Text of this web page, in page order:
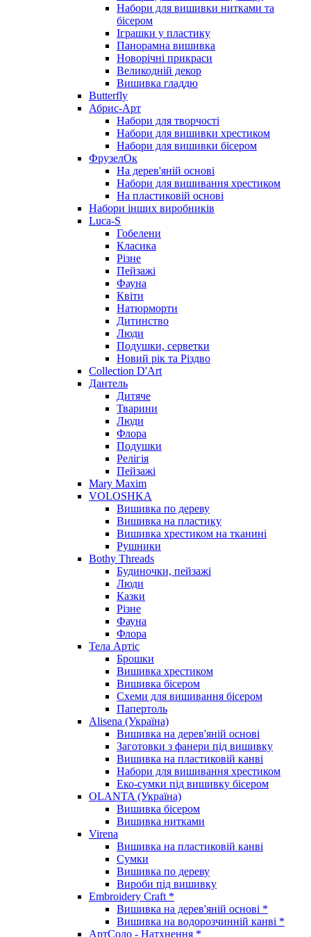
Набори для вишивки нитками та
бісером
Іграшки у пластику
Панорамна вишивка
Новорічні прикраси
Великодній декор
Вишивка гладдю
Butterfly
Абрис-Арт
Набори для творчості
Набори для вишивки хрестиком
Набори для вишивки бісером
ФрузелОк
На дерев'яній основі
Набори для вишивання хрестиком
На пластиковій основі
Набори інших виробників
Luca-S
Гобелени
Класика
Різне
Пейзажі
Фауна
Квіти
Натюрморти
Дитинство
Люди
Подушки, серветки
Новий рік та Різдво
Collection D'Art
Дантель
Дитяче
Тварини
Люди
Флора
Подушки
Релігія
Пейзажі
Mary Maxim
VOLOSHKA
Вишивка по дереву
Вишивка на пластику
Вишивка хрестиком на тканині
Рушники
Bothy Threads
Будиночки, пейзажі
Люди
Казки
Різне
Фауна
Флора
Тела Артіс
Брошки
Вишивка хрестиком
Вишивка бісером
Схеми для вишивання бісером
Папертоль
Alisena (Україна)
Вишивка на дерев'яній основі
Заготовки з фанери під вишивку
Вишивка на пластиковій канві
Набори для вишивання хрестиком
Еко-сумки під вишивку бісером
OLANTA (Україна)
Вишивка бісером
Вишивка нитками
Virena
Вишивка на пластиковій канві
Сумки
Вишивка по дереву
Вироби під вишивку
Embroidery Craft *
Вишивка на дерев'яній основі *
Вишивка на водорозчинній канві *
АртСоло - Натхнення *